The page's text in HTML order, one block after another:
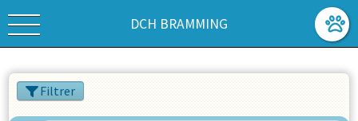
DCH BRAMMING
Filtrer